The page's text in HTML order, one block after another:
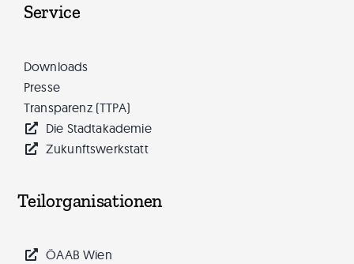
Service
Downloads
Presse
Transparenz (TTPA)
Die Stadtakademie
Zukunftswerkstatt
Teilorganisationen
ÖAAB Wien